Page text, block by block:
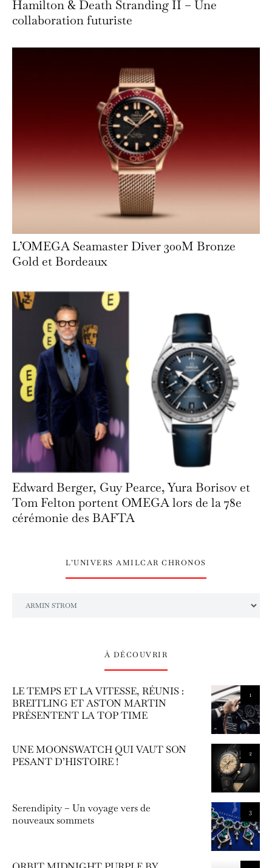
Hamilton & Death Stranding II – Une
collaboration futuriste
L’OMEGA Seamaster Diver 300M Bronze
Gold et Bordeaux
Edward Berger, Guy Pearce, Yura Borisov et
Tom Felton portent OMEGA lors de la 78e
cérémonie des BAFTA
L’UNIVERS AMILCAR CHRONOS
À DÉCOUVRIR
1
LE TEMPS ET LA VITESSE, RÉUNIS :
BREITLING ET ASTON MARTIN
PRÉSENTENT LA TOP TIME
2
UNE MOONSWATCH QUI VAUT SON
PESANT D’HISTOIRE !
3
Serendipity – Un voyage vers de
nouveaux sommets